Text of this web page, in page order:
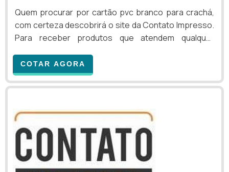
Quem procurar por cartão pvc branco para crachá,
com certeza descobrirá o site da Contato Impresso.
Para receber produtos que atendem qualquer
organização que se destaque por um bom suporte
pré-venda e tenha ampla experiência no ramo.MAIS
INFORMAÇÕES SOBRE CARTÃO PVC BRANCO PARA
para crachá em uma empresa inovadora, chegará
até a Contato Impresso. É po...
COTAR AGORA